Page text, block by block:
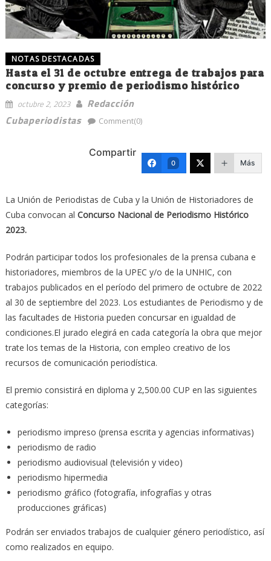
NOTAS DESTACADAS
Hasta el 31 de octubre entrega de trabajos para
concurso y premio de periodismo histórico
octubre 2, 2023
Redacción
Cubaperiodistas
Comment(0)
Compartir
0 Más
La Unión de Periodistas de Cuba y la Unión de Historiadores de
Cuba convocan al Concurso Nacional de Periodismo Histórico
2023.
Podrán participar todos los profesionales de la prensa cubana e
historiadores, miembros de la UPEC y/o de la UNHIC, con
trabajos publicados en el período del primero de octubre de 2022
al 30 de septiembre del 2023. Los estudiantes de Periodismo y de
las facultades de Historia pueden concursar en igualdad de
condiciones.El jurado elegirá en cada categoría la obra que mejor
trate los temas de la Historia, con empleo creativo de los
recursos de comunicación periodística.
El premio consistirá en diploma y 2,500.00 CUP en las siguientes
categorías:
periodismo impreso (prensa escrita y agencias informativas)
periodismo de radio
periodismo audiovisual (televisión y video)
periodismo hipermedia
periodismo gráfico (fotografía, infografías y otras
producciones gráficas)
Podrán ser enviados trabajos de cualquier género periodístico, así
como realizados en equipo.